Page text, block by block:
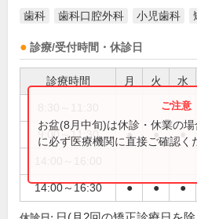
歯科 歯科口腔外科 小児歯科
診療/受付時間・休診日
診療時間 月 火 水
9:00～11:30 ● ● ●
14:00～16:30 ● ● ●
お盆(8月中旬)は休診・休業の
に必ず医療機関に直接ご確認く